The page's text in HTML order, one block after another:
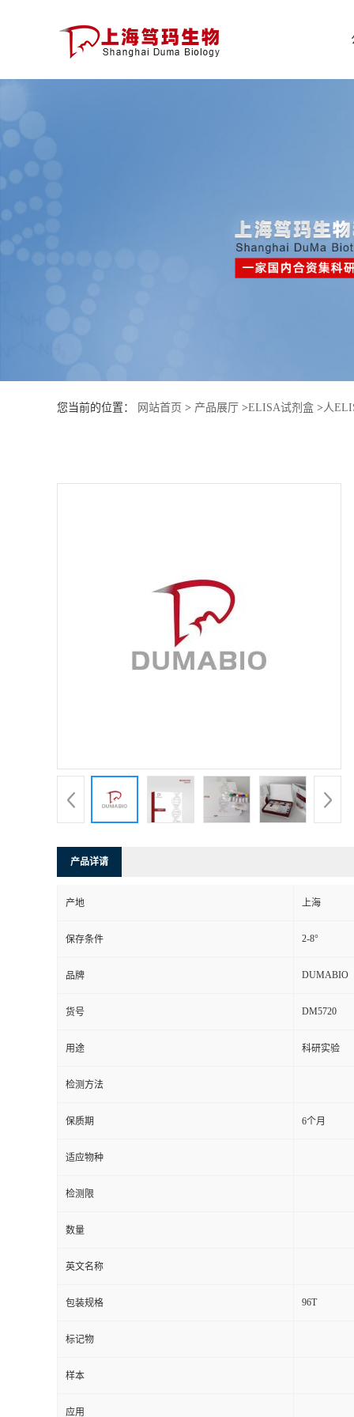
首
您当前的位置： 网站首页 > 产品展厅 >ELISA试剂盒 > 人
产品详请
产地 上海
保存条件 2-8°
品牌 DUMABIO
货号 DM5720
用途 科研实验
检测方法
保质期 6个月
适应物种
检测限
数量
英文名称
包装规格 96T
标记物
样本
应用